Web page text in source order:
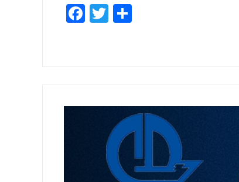
Facebook
Twitter
Empfehlen